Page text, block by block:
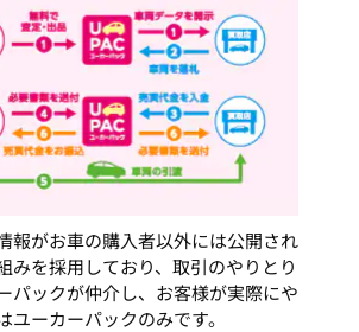
報がお車の購入者以外には公開され
みを採用しており、取引のやりとり
パックが仲介し、お客様が実際にや
ユーカーパックのみです。